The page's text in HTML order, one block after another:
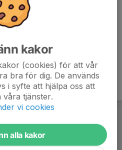
kakor
(cookies) för att vår
bra för dig. De används
i syfte att hjälpa oss att
tjänster.
vi cookies
alla kakor